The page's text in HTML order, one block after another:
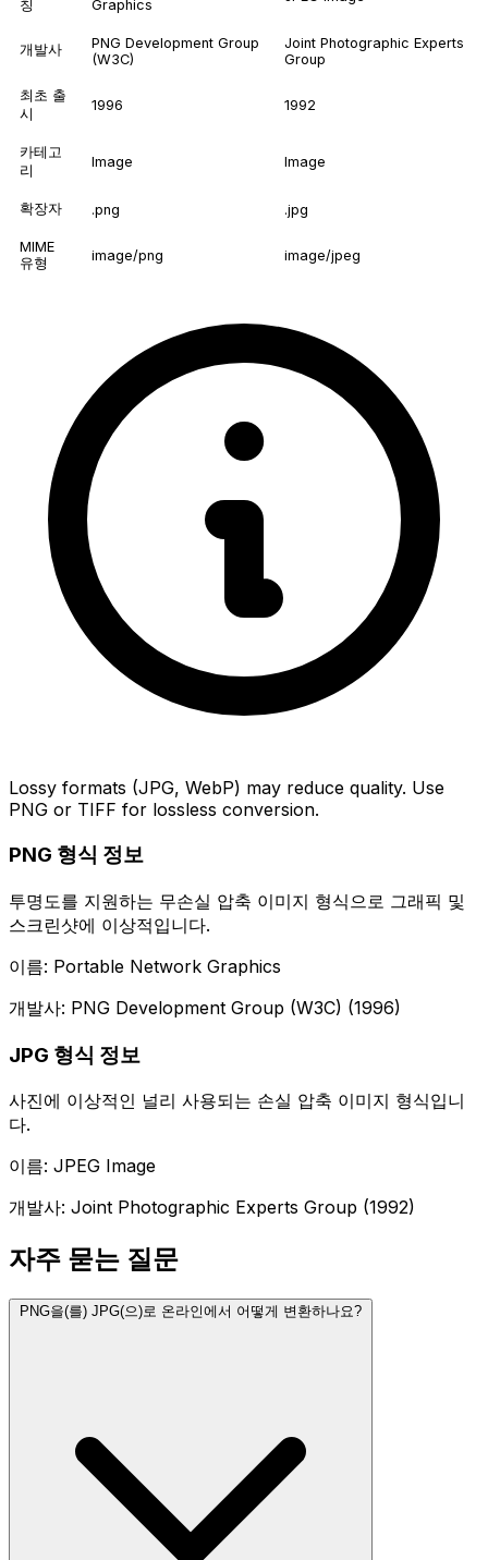
칭 Graphics
개발사
PNG Development Group
(W3C)
Joint Photographic Experts
Group
최초 출
시
1996 1992
카테고
리
Image Image
확장자 .png .jpg
MIME
유형
image/png image/jpeg
Lossy formats (JPG, WebP) may reduce quality. Use
PNG or TIFF for lossless conversion.
PNG 형식 정보
투명도를 지원하는 무손실 압축 이미지 형식으로 그래픽 및
스크린샷에 이상적입니다.
이름: Portable Network Graphics
개발사: PNG Development Group (W3C) (1996)
JPG 형식 정보
사진에 이상적인 널리 사용되는 손실 압축 이미지 형식입니
다.
이름: JPEG Image
개발사: Joint Photographic Experts Group (1992)
자주 묻는 질문
PNG을(를) JPG(으)로 온라인에서 어떻게 변환하나요?